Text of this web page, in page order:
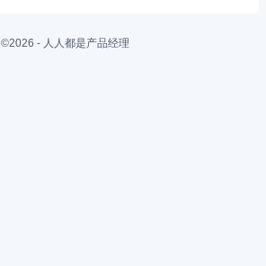
©2026 - 人人都是产品经理